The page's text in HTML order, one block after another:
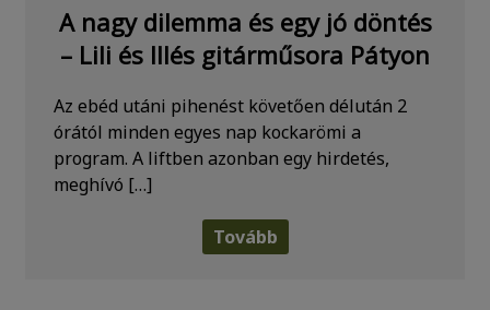
A nagy dilemma és egy jó döntés
– Lili és Illés gitárműsora Pátyon
Az ebéd utáni pihenést követően délután 2
órától minden egyes nap kockarömi a
program. A liftben azonban egy hirdetés,
meghívó […]
Tovább